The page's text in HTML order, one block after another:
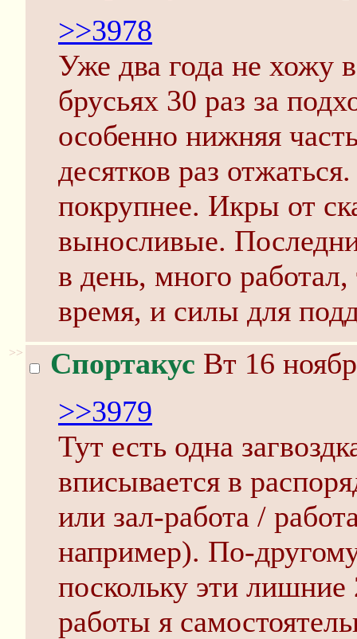
>>3978
Уже два года не хожу
брусьях 30 раз за
особенно нижняя
десятков раз
покрупнее. Икры от
выносливые.
в день, много
время, и силы для
>> Спортакус Вт 16
>>3979
Тут есть одна
вписывается в
или зал-работа /
например). По-
поскольку эти
работы я